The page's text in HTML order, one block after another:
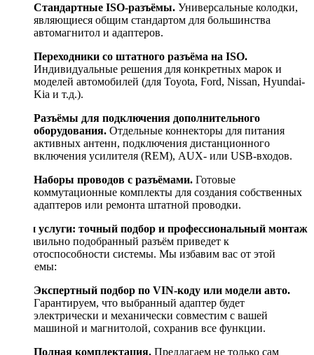
Стандартные ISO-разъёмы. Универсальные колодки,
являющиеся общим стандартом для большинства
автомагнитол и адаптеров.
Переходники со штатного разъёма на ISO.
Индивидуальные решения для конкретных марок и
моделей автомобилей (для Toyota, Ford, Nissan, Hyundai-
Kia и т.д.).
Разъёмы для подключения дополнительного
оборудования. Отдельные коннекторы для питания
активных антенн, подключения дистанционного
включения усилителя (REM), AUX- или USB-входов.
Наборы проводов с разъёмами. Готовые
коммутационные комплекты для создания собственных
адаптеров или ремонта штатной проводки.
Наши услуги: точный подбор и профессиональный монтаж
Неправильно подобранный разъём приведет к
неработоспособности системы. Мы избавим вас от этой
проблемы:
Экспертный подбор по VIN-коду или модели авто.
Гарантируем, что выбранный адаптер будет
электрически и механически совместим с вашей
машиной и магнитолой, сохранив все функции.
Полная комплектация. Предлагаем не только сам